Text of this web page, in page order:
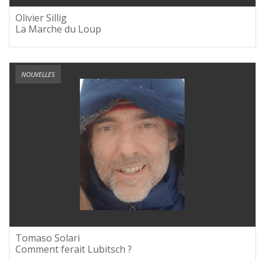
Olivier Sillig
La Marche du Loup
NOUVELLES
Tomaso Solari
Comment ferait Lubitsch ?